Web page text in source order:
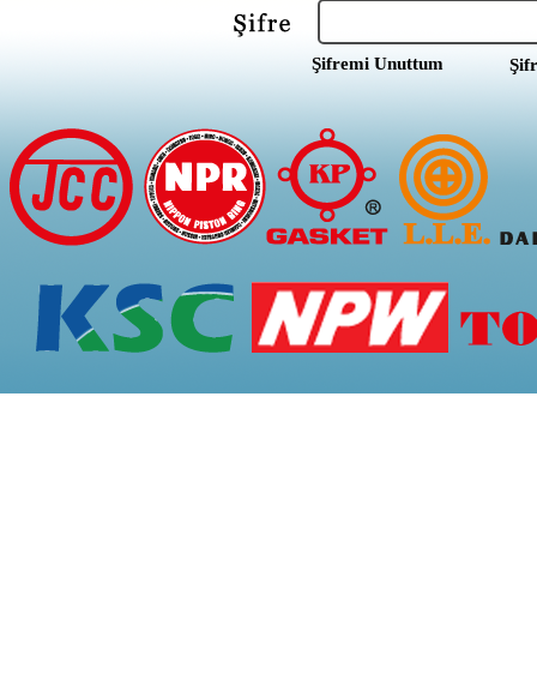
Şifremi Unuttum